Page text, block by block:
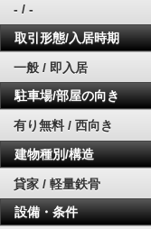
- / -
取引形態/入居時期
一般 / 即入居
駐車場/部屋の向き
有り無料 / 西向き
建物種別/構造
貸家 / 軽量鉄骨
設備・条件